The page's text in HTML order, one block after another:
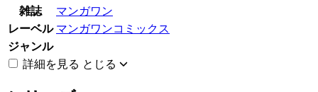
雑誌
マンガワン
レーベル マンガワンコミックス
ジャンル
詳細を見る とじる